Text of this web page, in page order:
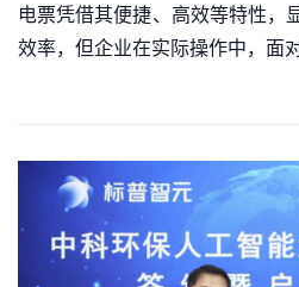
电票凭借其便捷、高效等特性，
效率，但企业在实际操作中，面